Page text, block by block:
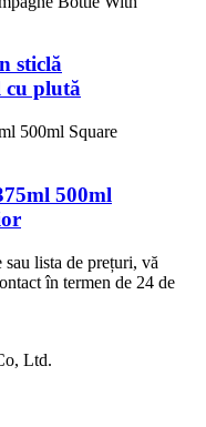
sticlă
cu plută
500ml
sau lista de prețuri, vă
în termen de 24 de
Ltd.